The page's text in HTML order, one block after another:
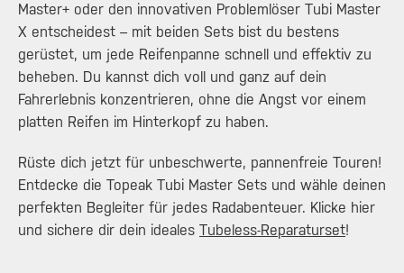
Master+ oder den innovativen Problemlöser Tubi Master
X entscheidest – mit beiden Sets bist du bestens
gerüstet, um jede Reifenpanne schnell und effektiv zu
beheben. Du kannst dich voll und ganz auf dein
Fahrerlebnis konzentrieren, ohne die Angst vor einem
platten Reifen im Hinterkopf zu haben.
Rüste dich jetzt für unbeschwerte, pannenfreie Touren!
Entdecke die Topeak Tubi Master Sets und wähle deinen
perfekten Begleiter für jedes Radabenteuer. Klicke hier
und sichere dir dein ideales Tubeless-Reparaturset!